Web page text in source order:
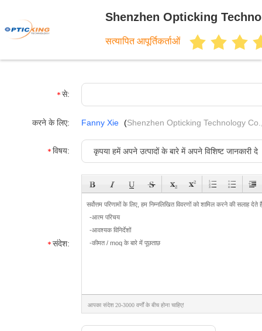
Shenzhen Opticking
सत्यापित आपूर्तिकर्ताओं
से:
करने के लिए: Fanny Xie (Shenzhen Opticking Technology
विषय:
संदेश:
आपका संदेश 20-3000 वर्णों के बीच होना चाहिए!